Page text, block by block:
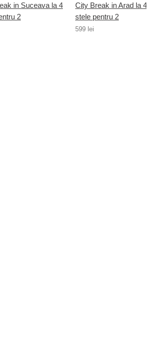
in Suceava la 4
2
City Break in Arad la 4
stele pentru 2
599 lei